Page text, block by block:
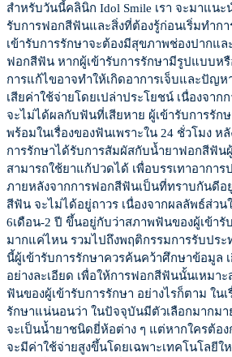
รับ
การ
ฟอก
สี
ฟัน
สำหรับวันนี้คลินิก Idol Smile เรา จะมาแนะ
รับการฟอกสีฟันและสิ่งที่ต้องรู้ก่อนเริ่มทำก
เข้ารับการรักษาจะต้องมีสุขภาพช่องปากแล
ฟอกสีฟัน หากผู้เข้ารับการรักษามีรูปแบบห
การแก้ไขอาจทำให้เกิดอาการเจ็บและปัญ
เสียค่าใช้จ่ายโดยเปล่าประโยชน์ เนื่องจา
จะไม่ได้ผลกับฟันที่เสียหาย ผู้เข้ารับการรัก
พร้อมในเรื่องของฟันเพราะใน 24 ชั่วโมง ห
การรักษาได้รับการสัมผัสกับน้ำยาฟอกสีฟัน
สามารถใช้ยาแก้ปวดได้ เพื่อบรรเทาอากา
ภายหลังจากการฟอกสีฟันเป็นที่ทราบกันดีอ
สีฟัน จะไม่ได้อยู่ถาวร เนื่องจากผลลัพธ์ส่ว
6เดือน-2 ปี ขึ้นอยู่กับว่าสภาพฟันของผู้เข้ารั
มากแค่ไหน รวมไปถึงพฤติกรรมการรับประ
นี้ผู้เข้ารับการรักษาควรค้นคว้าศึกษาข้อมูล
อย่างละเอียด เพื่อให้การฟอกสีฟันนั้นเหมา
ฟันของผู้เข้ารับการรักษา อย่างไรก็ตาม ใน
รักษาแน่นอนว่า ในปัจจุบันมีตัวเลือกมากม
จะเป็นน้ำยาชนิดยี่ห้อต่าง ๆ แต่หากใครต้อ
จะมีค่าใช้จ่ายสูงขึ้นโดยเฉพาะเทคโนโลยี